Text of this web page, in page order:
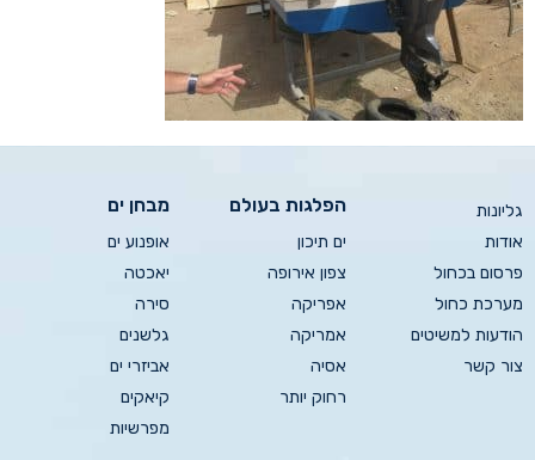
גליונות
אודות
פרסום בכחול
מערכת כחול
הודעות למשיטים
צור קשר
הפלגות בעולם
ים תיכון
צפון אירופה
אפריקה
אמריקה
אסיה
רחוק יותר
מבחן ים
אופנוע ים
יאכטה
סירה
גלשנים
אביזרי ים
קיאקים
מפרשיות